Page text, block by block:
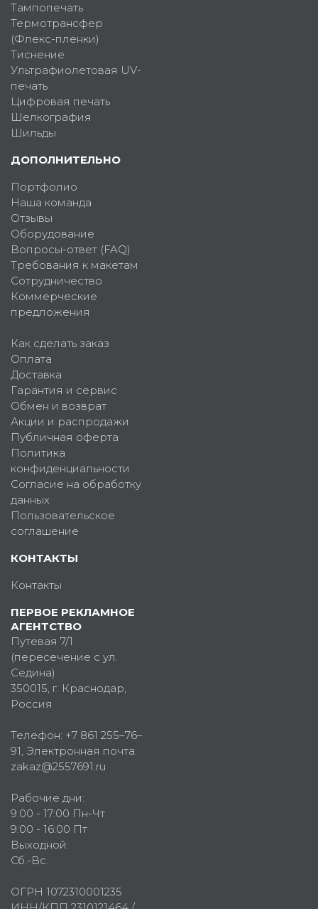
Тампопечать
Термотрансфер
(Флекс-пленки)
Тиснение
Ультрафиолетовая UV-
печать
Цифровая печать
Шелкография
Шильды
ДОПОЛНИТЕЛЬНО
Портфолио
Наша команда
Отзывы
Оборудование
Вопросы-ответ (FAQ)
Требования к макетам
Сотрудничество
Коммерческие
предложения
Как сделать заказ
Оплата
Доставка
Гарантия и сервис
Обмен и возврат
Акции и распродажи
Публичная оферта
Политика
конфиденциальности
Согласие на обработку
данных
Пользовательское
соглашение
КОНТАКТЫ
Контакты
ПЕРВОЕ РЕКЛАМНОЕ
АГЕНТСТВО
Путевая 7/1
(пересечение с ул.
Седина)
350015, г. Краснодар,
Россия
Телефон: +7 861 255–76–
91, Электронная почта:
zakaz@2557691.ru
Рабочие дни:
9:00 - 17:00 Пн-Чт
9:00 - 16:00 Пт
Выходной:
Сб.-Вс.
ОГРН 1072310001235